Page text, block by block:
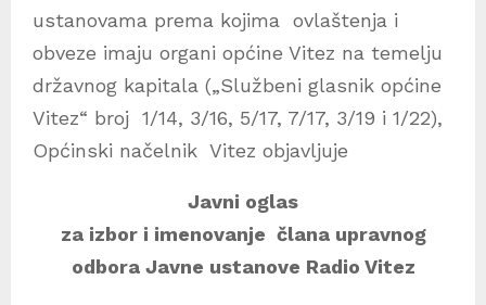
ustanovama prema kojima ovlaštenja i
obveze imaju organi općine Vitez na temelju
državnog kapitala („Službeni glasnik općine
Vitez“ broj 1/14, 3/16, 5/17, 7/17, 3/19 i 1/22),
Općinski načelnik Vitez objavljuje
Javni oglas
za izbor i imenovanje člana upravnog
odbora Javne ustanove Radio Vitez